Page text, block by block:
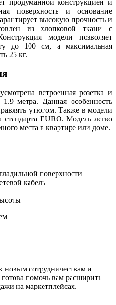
продуманной конструкцией и
поверхность и основание
высокую прочность и
из хлопковой ткани с
модели позволяет
до 100 см, а максимальная
25 кг.
встроенная розетка и
1.9 метра. Данная особенность
утюгом. Также в модели
стандарта EURO. Модель легко
места в квартире или доме.
поверхности
кабель
новым сотрудничествам и
помочь вам расширить
на маркетплейсах.